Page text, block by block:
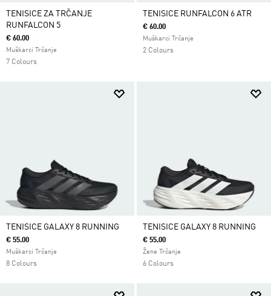
TENISICE ZA TRČANJE
RUNFALCON 5
€ 60.00
Muškarci Trčanje
7 Colours
TENISICE RUNFALCON 6 ATR
€ 60.00
Muškarci Trčanje
2 Colours
TENISICE GALAXY 8 RUNNING
€ 55.00
Muškarci Trčanje
8 Colours
TENISICE GALAXY 8 RUNNING
€ 55.00
Žene Trčanje
6 Colours